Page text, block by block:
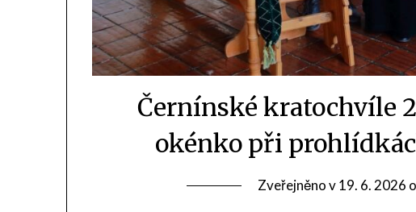
Černínské kratochvíle
okénko při
Zveřejněno v19. 6. 2026